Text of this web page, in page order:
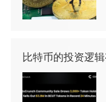
比特币的投资逻